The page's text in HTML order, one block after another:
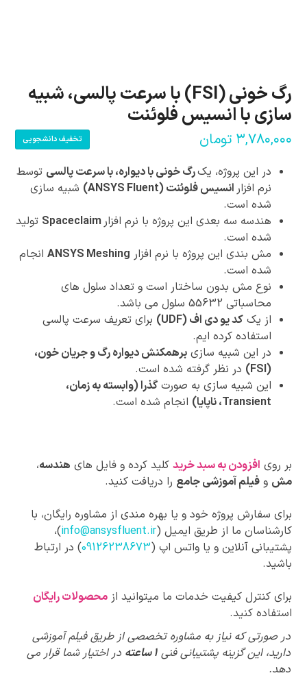
رگ خونی (FSI) با سرعت پالسی، شبیه
سازی با انسیس فلوئنت
۳,۷۸۰,۰۰۰ تومان تخفیف دانشجویی
در این پروژه، یکرگ خونی با دیواره، با سرعت پالسی توسط
نرم افزار انسیس فلوئنت (ANSYS Fluent)
شبیه سازی
شده است.
هندسه سه بعدی این پروژه با نرم افزارSpaceclaim
تولید
شده است.
مش بندی این پروژه با نرم افزار ANSYS Meshing انجام
شده است.
نوع مش بدون ساختار است و تعداد سلول های
محاسباتی 55632 سلول می باشد.
از یککد یو دی اف (UDF)
برای تعریف سرعت پالسی
استفاده کرده ایم.
در این شبیه سازیبرهمکنش دیواره رگ و جریان خون،
(FSI)
در نظر گرفته شده است.
این شبیه سازی به صورتگذرا (وابسته به زمان،
Transient، ناپایا)
انجام شده است.
بر روی افزودن به سبد خرید کلید کرده و فایل های هندسه،
مش وفیلم آموزشی جامع را دریافت کنید.
برای سفارش پروژه خود و یا بهره مندی از مشاوره رایگان، با
کارشناسان ما از طریق ایمیل (info@ansysfluent.ir)،
پشتیبانی آنلاین و یا واتس اپ (09126238673) در ارتباط
باشید.
برای کنترل کیفیت خدمات ما میتوانید ازمحصولات رایگان
استفاده کنید.
پیشنهادات
ویژه
در صورتی که نیاز به مشاوره تخصصی از طریق فیلم آموزشی
دارید، این گزینه پشتیبانی فنی1 ساعته
در اختیار شما قرار می
دهد.